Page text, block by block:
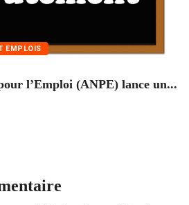
EMPLOIS
l’Emploi (ANPE) lance un...